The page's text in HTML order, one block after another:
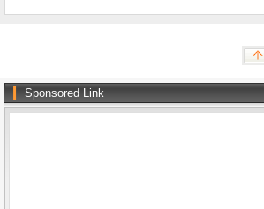
Sponsored Link